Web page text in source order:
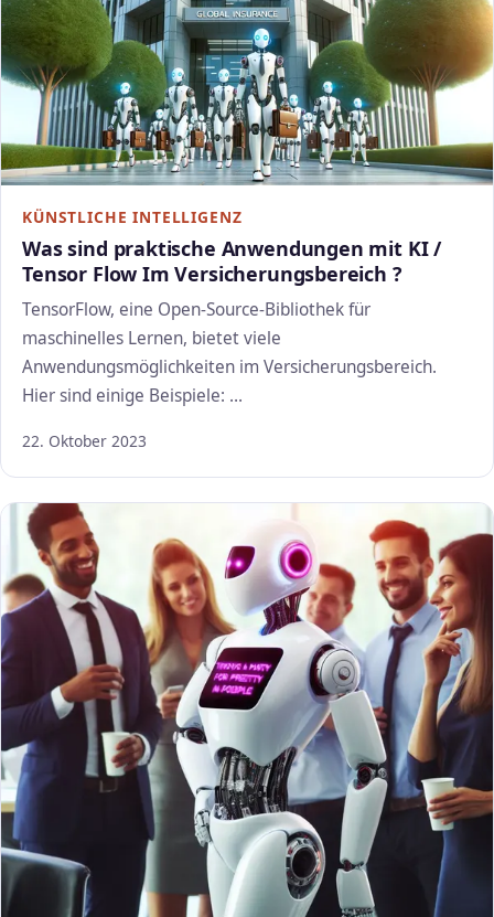
KÜNSTLICHE INTELLIGENZ
Was sind praktische Anwendungen mit KI /
Tensor Flow Im Versicherungsbereich ?
TensorFlow, eine Open-Source-Bibliothek für
maschinelles Lernen, bietet viele
Anwendungsmöglichkeiten im Versicherungsbereich.
Hier sind einige Beispiele: …
22. Oktober 2023